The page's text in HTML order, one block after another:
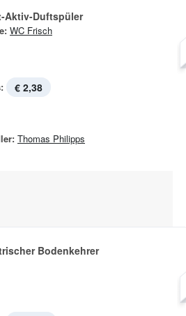
Aktiv-Duftspüler
WC Frisch
€ 2,38
Thomas Philipps
Bodenkehrer